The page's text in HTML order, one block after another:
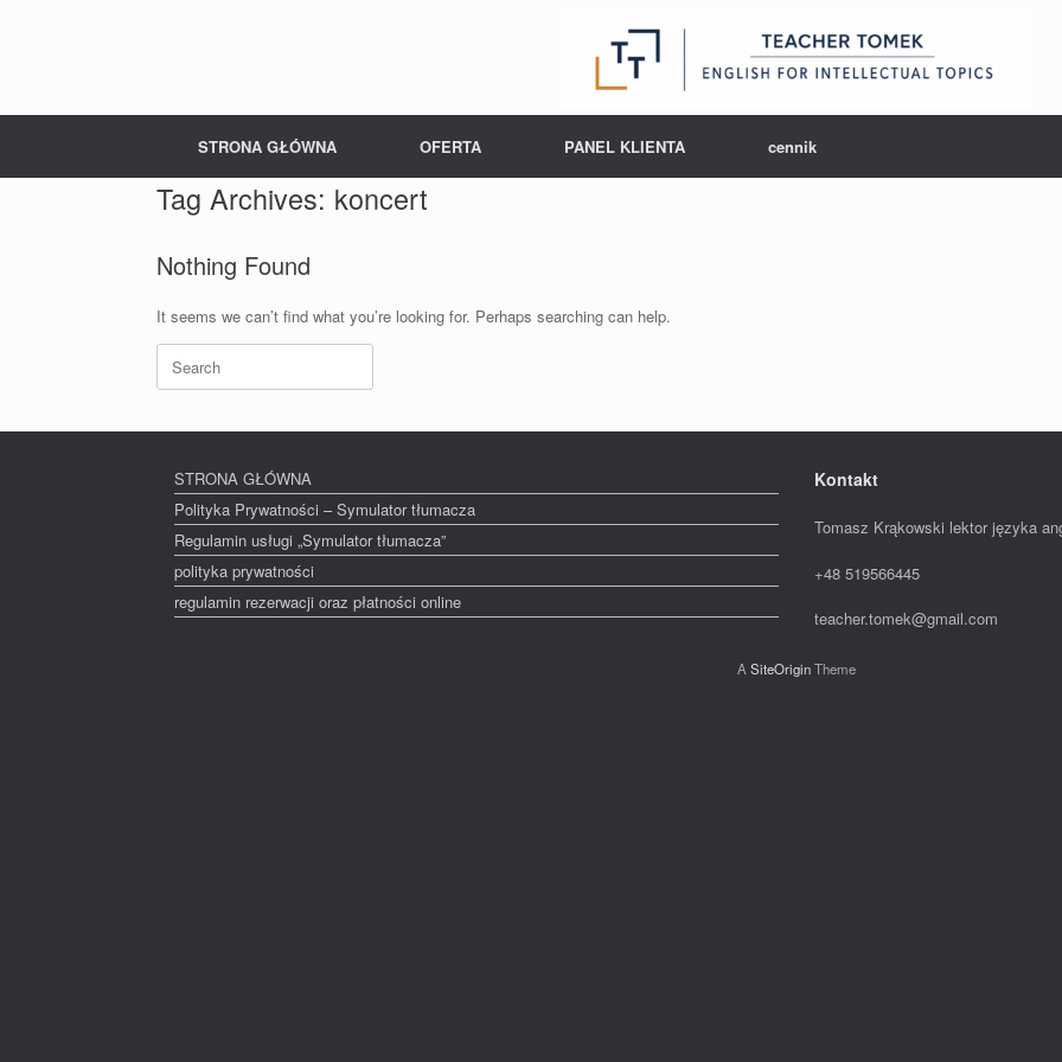
STRONA GŁÓWNA OFERTA PANEL KLIENTA cennik
Tag Archives: koncert
Nothing Found
It seems we can’t find what you’re looking for. Perhaps searching can help.
Search
for:
STRONA GŁÓWNA
Polityka Prywatności – Symulator tłumacza
Regulamin usługi „Symulator tłumacza”
polityka prywatności
regulamin rezerwacji oraz płatności online
Kontakt
Tomasz Krąkowski lektor języka
+48 519566445
teacher.tomek@gmail.com
A SiteOriginTheme